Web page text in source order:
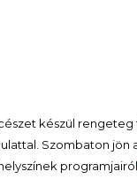
készül
Szombaton
programjairól